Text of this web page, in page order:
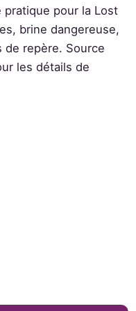
pour la Lost
brine dangereuse,
de repère. Source
les détails de